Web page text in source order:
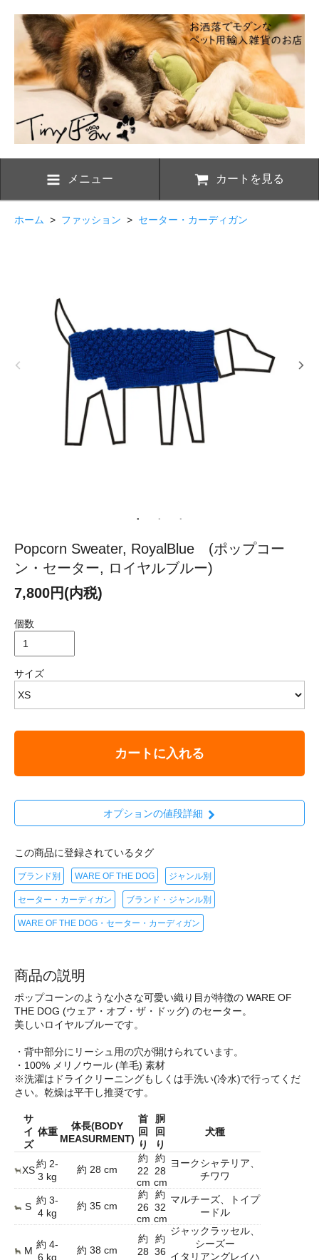
メニュー カートを見る
ホーム > ファッション > セーター・カーディガン
Popcorn Sweater, RoyalBlue (ポップコー
ン・セーター, ロイヤルブルー)
7,800円(内税)
個数
サイズ
カートに入れる
オプションの値段詳細
この商品に登録されているタグ
ブランド別 WARE OF THE DOG ジャンル別
セーター・カーディガン ブランド・ジャンル別
WARE OF THE DOG・セーター・カーディガン
商品の説明
ポップコーンのような小さな可愛い織り目が特徴の WARE OF
THE DOG (ウェア・オブ・ザ・ドッグ) のセーター。
美しいロイヤルブルーです。
・背中部分にリーシュ用の穴が開けられています。
・100% メリノウール (羊毛) 素材
※洗濯はドライクリーニングもしくは手洗い(冷水)で行ってくだ
さい。乾燥は平干し推奨です。
サ
イ
ズ
体重
体長(BODY
MEASURMENT)
首
回
り
胴
回
り
犬種
XS
約 2-
3 kg
約 28 cm
約
22
cm
約
28
cm
ヨークシャテリア、
チワワ
S
約 3-
4 kg
約 35 cm
約
26
cm
約
32
cm
マルチーズ、トイプ
ードル
M
約 4-
6 kg
約 38 cm
約
28
約
36
ジャックラッセル、
シーズー
イタリアングレイハ